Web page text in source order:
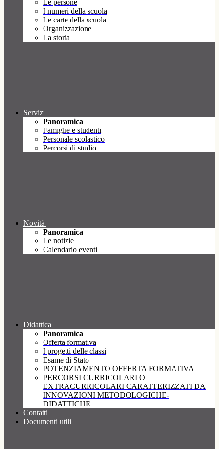
Le persone
I numeri della scuola
Le carte della scuola
Organizzazione
La storia
Servizi
Panoramica
Famiglie e studenti
Personale scolastico
Percorsi di studio
Novità
Panoramica
Le notizie
Calendario eventi
Didattica
Panoramica
Offerta formativa
I progetti delle classi
Esame di Stato
POTENZIAMENTO OFFERTA FORMATIVA
PERCORSI CURRICOLARI O
EXTRACURRICOLARI CARATTERIZZATI DA
INNOVAZIONI METODOLOGICHE-
DIDATTICHE
Contatti
Documenti utili